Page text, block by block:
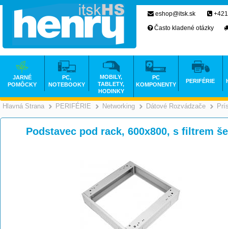
Hlavná Strana >
PERIFÉRIE >
Networking >
Dátové Rozvádzače
Podstavec pod rack, 600x800, s filtrem
eshop@itsk.sk
Často kladené otázky
JARNÉ
POMÔCKY
PC,
NOTEBOOKY
MOBILY,
TABLETY,
HODINKY
PC
KOMPONENTY
PERIFÉRIE